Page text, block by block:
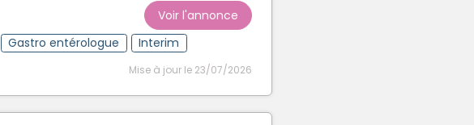
Voir l'annonce
Gastro entérologue
Interim
Mise à jour le 23/07/2026